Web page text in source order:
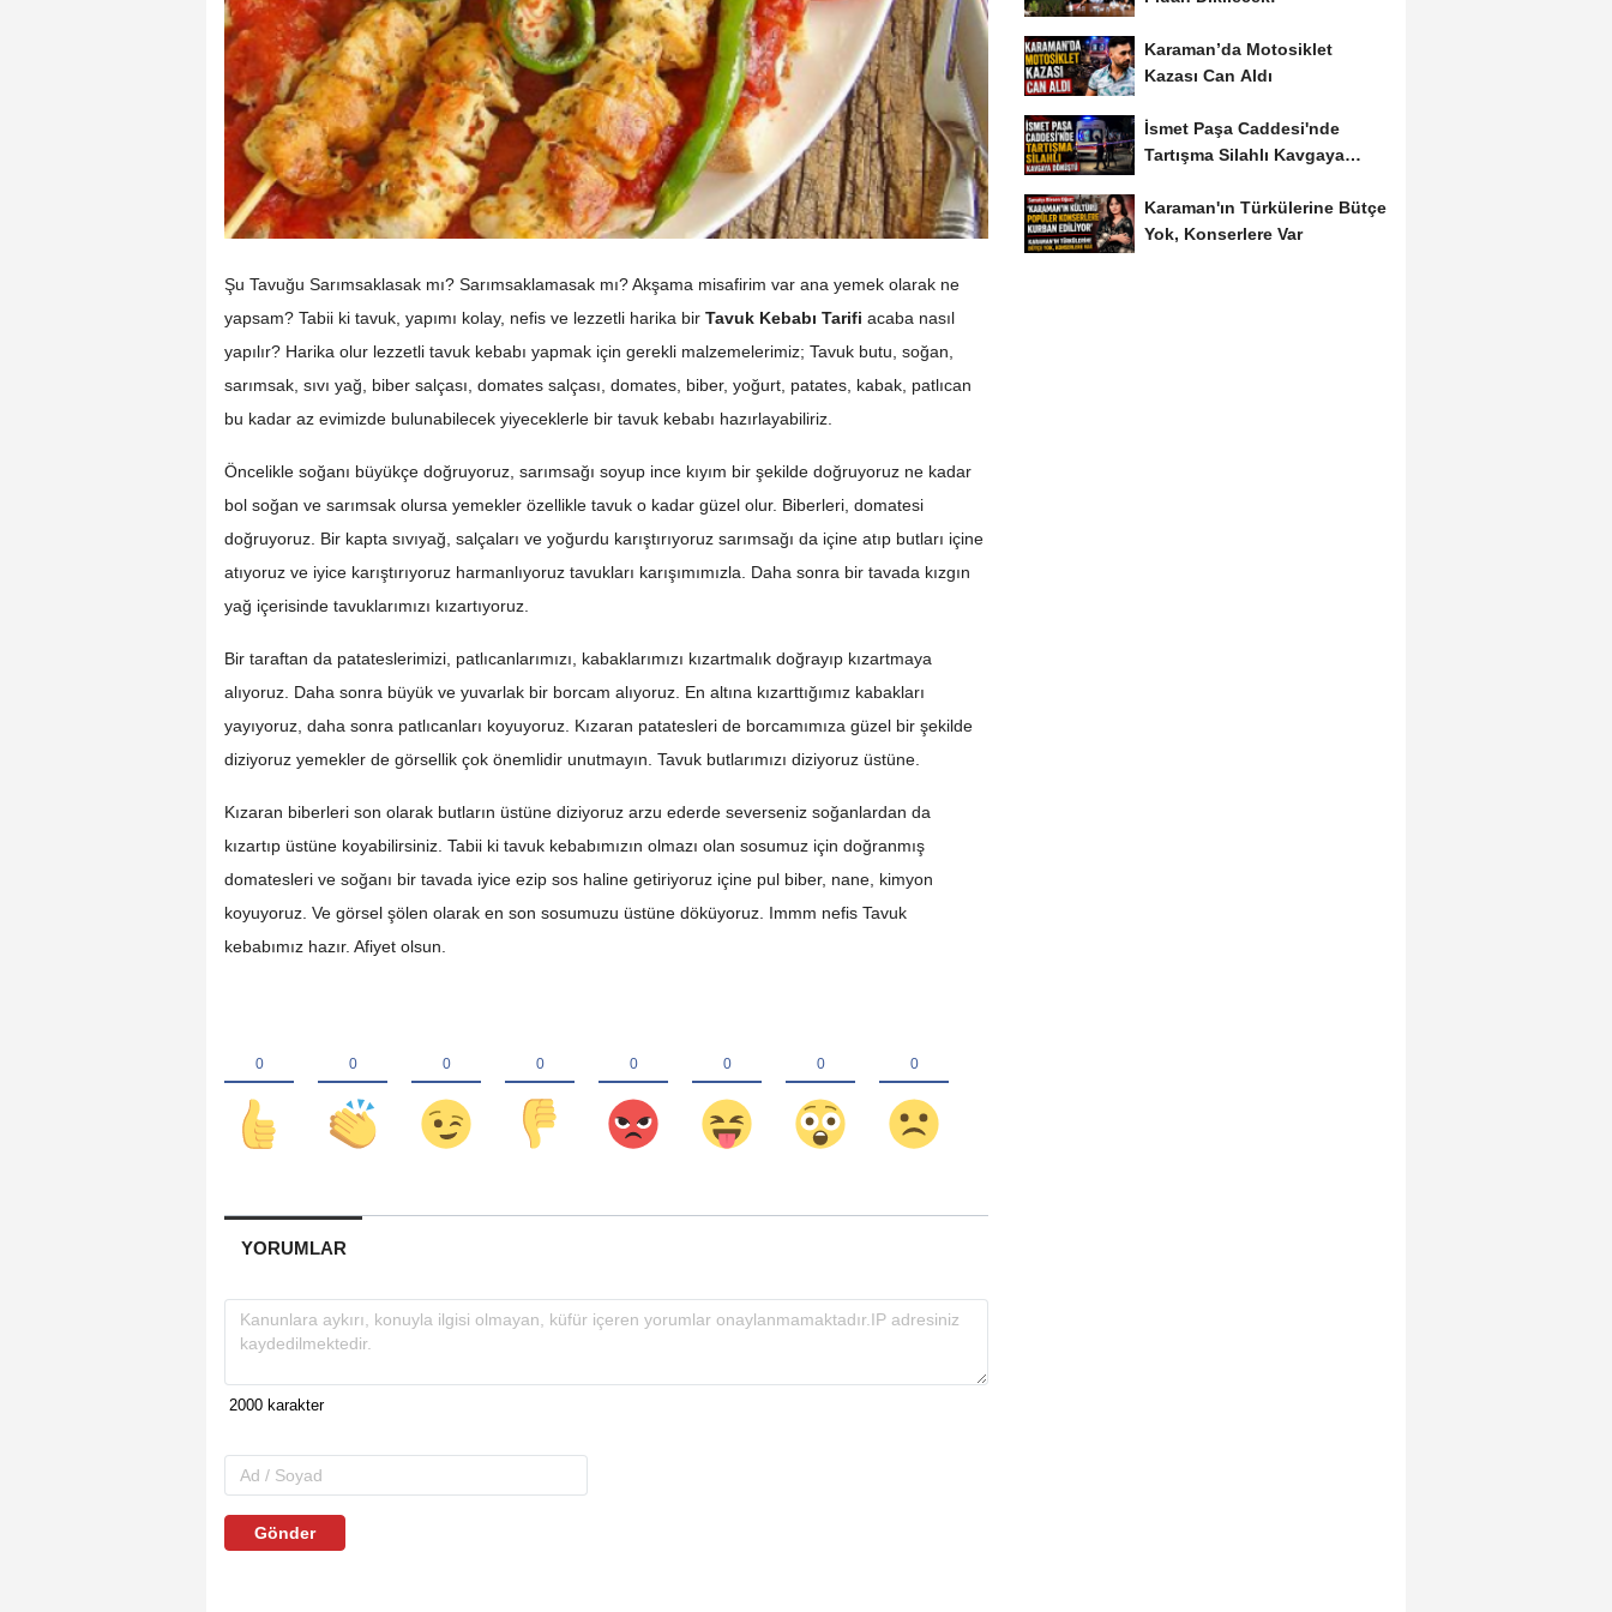
Şu Tavuğu Sarımsaklasak mı? Sarımsaklamasak mı? Akşama misafirim var ana yemek olarak ne
yapsam? Tabii ki tavuk, yapımı kolay, nefis ve lezzetli harika bir Tavuk Kebabı Tarifi acaba nasıl
yapılır? Harika olur lezzetli tavuk kebabı yapmak için gerekli malzemelerimiz; Tavuk butu, soğan,
sarımsak, sıvı yağ, biber salçası, domates salçası, domates, biber, yoğurt, patates, kabak, patlıcan
bu kadar az evimizde bulunabilecek yiyeceklerle bir tavuk kebabı hazırlayabiliriz.
Öncelikle soğanı büyükçe doğruyoruz, sarımsağı soyup ince kıyım bir şekilde doğruyoruz ne kadar
bol soğan ve sarımsak olursa yemekler özellikle tavuk o kadar güzel olur. Biberleri, domatesi
doğruyoruz. Bir kapta sıvıyağ, salçaları ve yoğurdu karıştırıyoruz sarımsağı da içine atıp butları içine
atıyoruz ve iyice karıştırıyoruz harmanlıyoruz tavukları karışımımızla. Daha sonra bir tavada kızgın
yağ içerisinde tavuklarımızı kızartıyoruz.
Bir taraftan da patateslerimizi, patlıcanlarımızı, kabaklarımızı kızartmalık doğrayıp kızartmaya
alıyoruz. Daha sonra büyük ve yuvarlak bir borcam alıyoruz. En altına kızarttığımız kabakları
yayıyoruz, daha sonra patlıcanları koyuyoruz. Kızaran patatesleri de borcamımıza güzel bir şekilde
diziyoruz yemekler de görsellik çok önemlidir unutmayın. Tavuk butlarımızı diziyoruz üstüne.
Kızaran biberleri son olarak butların üstüne diziyoruz arzu ederde severseniz soğanlardan da
kızartıp üstüne koyabilirsiniz. Tabii ki tavuk kebabımızın olmazı olan sosumuz için doğranmış
domatesleri ve soğanı bir tavada iyice ezip sos haline getiriyoruz içine pul biber, nane, kimyon
koyuyoruz. Ve görsel şölen olarak en son sosumuzu üstüne döküyoruz. Immm nefis Tavuk
kebabımız hazır. Afiyet olsun.
YORUMLAR
Gönder
Karaman’da Motosiklet
Kazası Can Aldı
İsmet Paşa Caddesi'nde
Tartışma Silahlı Kavgaya
Karaman'ın Türkülerine Bütçe
Yok, Konserlere Var